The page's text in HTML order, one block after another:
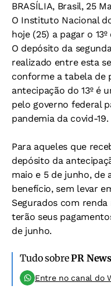
BRASÍLIA, Brasil, 25
O Instituto Nacional
hoje (25) a pagar o
O depósito da
realizado entre esta
conforme a tabela de
antecipação do 13º é
pelo governo federal
pandemia da covid-19.
Para aqueles que
depósito da
maio e 5 de junho, de
benefício, sem levar
Segurados com
terão seus
de junho.
Tudo sobrePR
Entre no canal do